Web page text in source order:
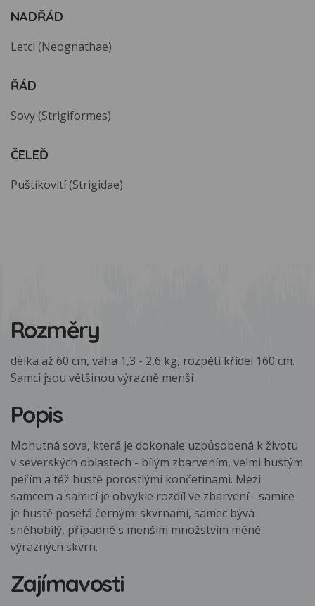
NADŘÁD
Letci (Neognathae)
ŘÁD
Sovy (Strigiformes)
ČELEĎ
Puštíkovití (Strigidae)
Rozměry
délka až 60 cm, váha 1,3 - 2,6 kg, rozpětí křídel 160 cm.
Samci jsou většinou výrazně menší
Popis
Mohutná sova, která je dokonale uzpůsobená k životu
v severských oblastech - bílým zbarvením, velmi hustým
peřím a též hustě porostlými končetinami. Mezi
samcem a samicí je obvykle rozdíl ve zbarvení - samice
je hustě posetá černými skvrnami, samec bývá
sněhobílý, případně s menším množstvím méně
výrazných skvrn.
Zajímavosti